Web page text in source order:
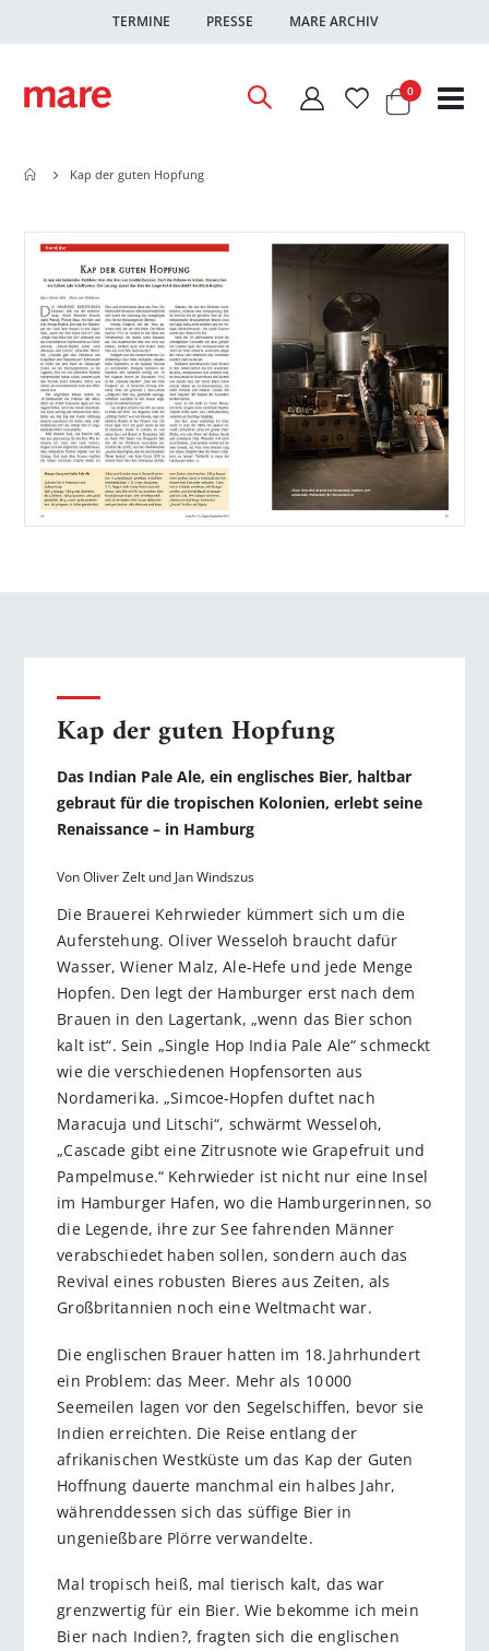
TERMINE PRESSE MARE ARCHIV
Warenkorb
0Artikel
Kap der guten Hopfung
Zum
der
Bildgalerie
springen
Zum
der
Bildgalerie
springen
Kap der guten Hopfung
Das Indian Pale Ale, ein englisches Bier, haltbar
gebraut für die tropi­schen Kolonien, erlebt seine
Renaissance – in Hamburg
Von Oliver Zelt und Jan Windszus
Die Brauerei Kehrwieder kümmert sich um die
Auferstehung. Oliver Wesseloh braucht dafür
Wasser, Wiener Malz, Ale-Hefe und jede Menge
Hopfen. Den legt der Hamburger erst nach dem
Brauen in den Lagertank, „wenn das Bier schon
kalt ist“. Sein „Single Hop India Pale Ale“ schmeckt
wie die verschiedenen Hopfensorten aus
Nordamerika. „Simcoe-Hopfen duftet nach
Maracuja und Litschi“, schwärmt Wesseloh,
„Cascade gibt eine Zitrusnote wie Grapefruit und
Pampelmuse.“ Kehrwieder ist nicht nur eine Insel
im Hamburger Hafen, wo die Hamburgerinnen, so
die Legende, ihre zur See fahrenden Männer
verabschiedet haben sollen, sondern auch das
Revival eines robusten Bieres aus Zeiten, als
Großbritannien noch eine Weltmacht war.
Die englischen Brauer hatten im 18. Jahrhundert
ein Problem: das Meer. Mehr als 10 000
Seemeilen lagen vor den Segelschiffen, bevor sie
Indien erreichten. Die Reise entlang der
afrikanischen Westküste um das Kap der Guten
Hoffnung dauerte manchmal ein halbes Jahr,
währenddessen sich das süffige Bier in
ungenießbare Plörre verwandelte.
Mal tropisch heiß, mal tierisch kalt, das war
grenzwertig für ein Bier. Wie bekomme ich mein
Bier nach Indien?, fragten sich die englischen